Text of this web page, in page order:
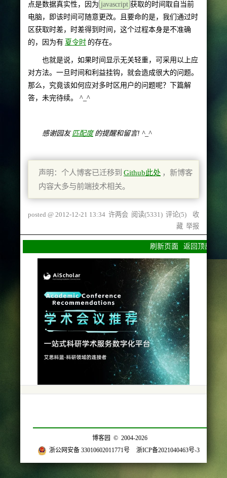
点是数据真实性，因为 javascript 获取的时间取自当前
电脑，即该时间可随意更改。且要命的是，我们通过时
区获取时差，时差得到时间，这个过程本身是不准确
的，因为有 夏令时 的存在。
也就是说，如果时间显示无关轻重，可采用以上应
对方法。一旦时间和利益挂钩，就会造成很大的问题。
那么，究竟该如何应对多时区用户的问题呢？下篇解
答，未完待续。 ^_^
感谢园友 匹配度 的提醒和留言! ^_^
声明：个人博客已迁移到 Github此处 ，新博客
内容大多与前端技术相关。
posted @ 2012-12-21 13:34 许两会 阅读(5331) 评论(5) 收
藏 举报
刷新页面 返回顶部
博客园 © 2004-2026
浙公网安备 33010602011771号
浙ICP备2021040463号-3